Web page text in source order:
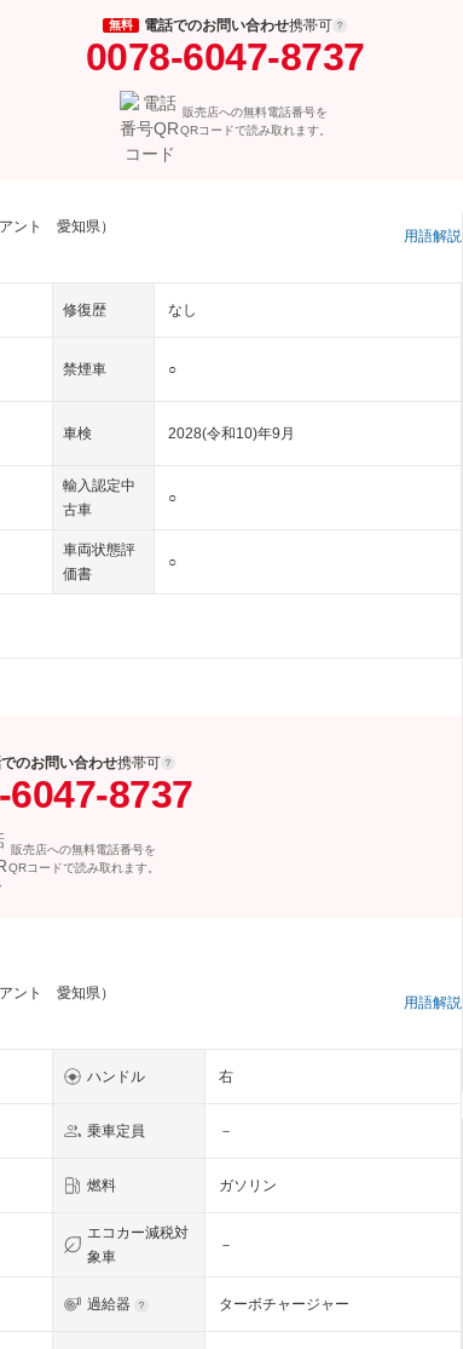
無料 電話でのお問い合わせ携帯可
0078-6047-8737
販売店への無料電話番号を
QRコードで読み取れます。
ント 愛知県）
用語解説
修復歴 なし
禁煙車 ○
車検 2028(令和10)年9月
輸入認定中
古車
○
車両状態評
価書
○
のお問い合わせ携帯可
6047-8737
販売店への無料電話番号を
QRコードで読み取れます。
ント 愛知県）
用語解説
ハンドル 右
乗車定員 －
燃料 ガソリン
エコカー減税対
象車
－
過給器 ターボチャージャー